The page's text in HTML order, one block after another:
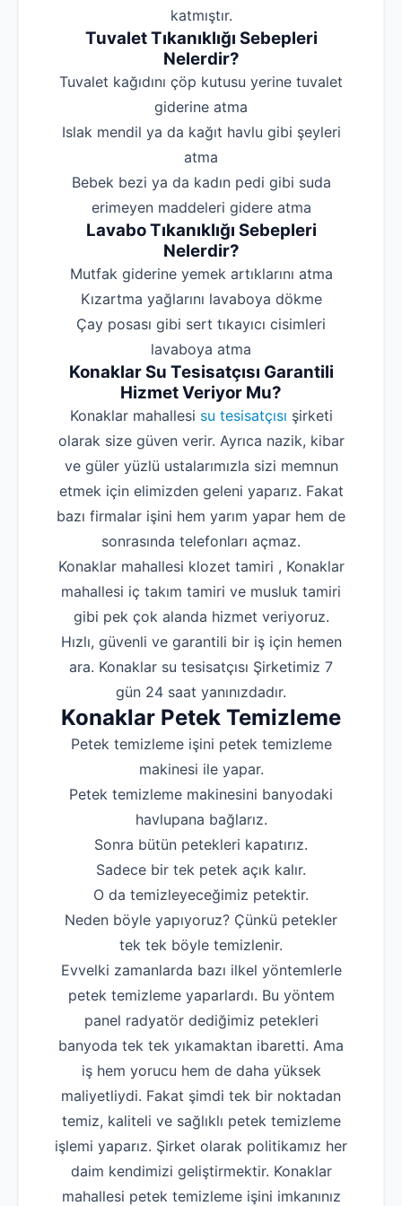
Robotla
Su Kaçağı
Profesyonel Petek
Uzmana Sor
Hakkımızda
İletişim
katmıştır.
Tuvalet Tıkanıklığı Sebepleri
Nelerdir?
‌Tuvalet kağıdını çöp kutusu yerine tuvalet
giderine atma
‌Islak mendil ya da kağıt havlu gibi şeyleri
atma
‌Bebek bezi ya da kadın pedi gibi suda
erimeyen maddeleri gidere atma
Lavabo Tıkanıklığı Sebepleri
Nelerdir?
‌Mutfak giderine yemek artıklarını atma
‌Kızartma yağlarını lavaboya dökme
‌Çay posası gibi sert tıkayıcı cisimleri
lavaboya atma
Konaklar Su Tesisatçısı Garantili
Hizmet Veriyor Mu?
Konaklar mahallesi su tesisatçısı şirketi
olarak size güven verir. Ayrıca nazik, kibar
ve güler yüzlü ustalarımızla sizi memnun
etmek için elimizden geleni yaparız. Fakat
bazı firmalar işini hem yarım yapar hem de
sonrasında telefonları açmaz.
Konaklar mahallesi klozet tamiri , Konaklar
mahallesi iç takım tamiri ve musluk tamiri
gibi pek çok alanda hizmet veriyoruz.
Hızlı, güvenli ve garantili bir iş için hemen
ara. Konaklar su tesisatçısı Şirketimiz 7
gün 24 saat yanınızdadır.
Konaklar Petek Temizleme
Petek temizleme işini petek temizleme
makinesi ile yapar.
Petek temizleme makinesini banyodaki
havlupana bağlarız.
Sonra bütün petekleri kapatırız.
Sadece bir tek petek açık kalır.
O da temizleyeceğimiz petektir.
Neden böyle yapıyoruz? Çünkü petekler
tek tek böyle temizlenir.
Evvelki zamanlarda bazı ilkel yöntemlerle
petek temizleme yaparlardı. Bu yöntem
panel radyatör dediğimiz petekleri
banyoda tek tek yıkamaktan ibaretti. Ama
iş hem yorucu hem de daha yüksek
maliyetliydi. Fakat şimdi tek bir noktadan
temiz, kaliteli ve sağlıklı petek temizleme
işlemi yaparız. Şirket olarak politikamız her
daim kendimizi geliştirmektir. Konaklar
mahallesi petek temizleme işini imkanınız